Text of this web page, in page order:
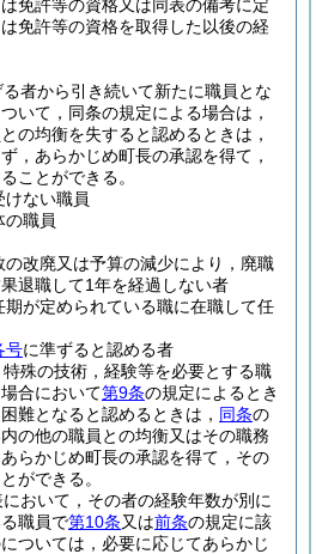
免許等の資格又は同表の備考に定
免許等の資格を取得した以後の経
る者から引き続いて新たに職員とな
いて，同条の規定による場合は，
の均衡を失すると認めるときは，
，あらかじめ町長の承認を得て，
ことができる。
ない職員
の職員
の改廃又は予算の減少により，廃職
退職して1年を経過しない者
期が定められている職に在職して任
号に準ずると認める者
殊の技術，経験等を必要とする職
合において第9条の規定によるとき
難となると認めるときは， 同条の
の他の職員との均衡又はその職務
らかじめ町長の承認を得て，その
ができる。
おいて，その者の経験年数が別に
職員で第10条又は前条の規定に該
ついては，必要に応じてあらかじ